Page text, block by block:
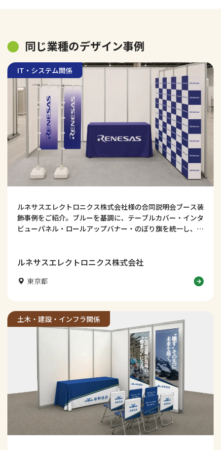
同じ業種のデザイン事例
IT・システム関係
ルネサスエレクトロニクス株式会社様の合同説明会ブース装
飾事例をご紹介。ブルーを基調に、テーブルカバー・インタ
ビューパネル・ロールアップバナー・のぼり旗を統一し、技
解説します。
ルネサスエレクトロニクス株式会社
東京都
土木・建設・インフラ関係